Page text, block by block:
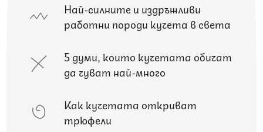
Най-силните и издръжливи
работни породи кучета в света
5 думи, които кучетата обичат
да чуват най-много
Как кучетата откриват
трюфели